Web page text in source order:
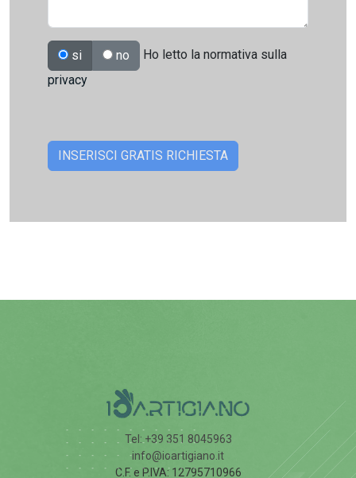
si no
Ho letto la normativa sulla
privacy
Tel: +39 351 8045963
info@ioartigiano.it
C.F. e P.IVA: 12795710966